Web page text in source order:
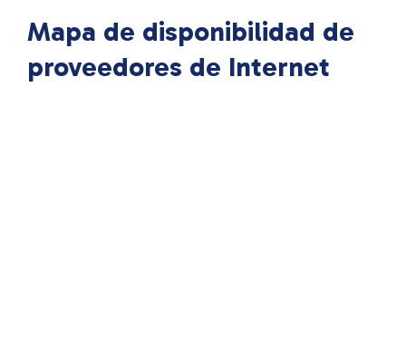
Mapa de disponibilidad de
proveedores de Internet